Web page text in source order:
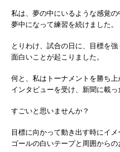
私は、夢の中にいるような感覚の
夢中になって練習を続けました。
とりわけ、試合の日に、目標を強
面白いことが起こりました。
何と、私はトーナメントを勝ち上
インタビューを受け、新聞に載っ
すごいと思いませんか？
目標に向かって動き出す時にイメ
ゴールの白いテープと周囲からの